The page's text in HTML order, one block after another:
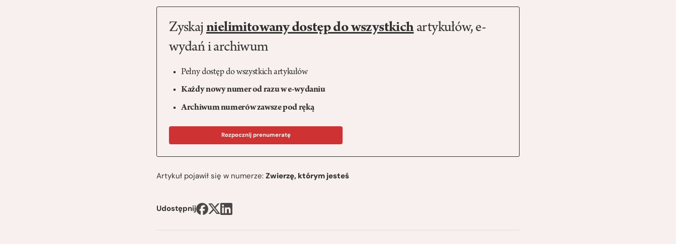
Zyskaj nielimitowany dostęp do wszystkichartykułów, e-
wydań i archiwum
Pełny dostęp do wszystkich artykułów
Każdy nowy numer od razu w e-wydaniu
Archiwum numerów zawsze pod ręką
Rozpocznij prenumeratę
Artykuł pojawił się w numerze:Zwierzę, którym jesteś
Udostępnij